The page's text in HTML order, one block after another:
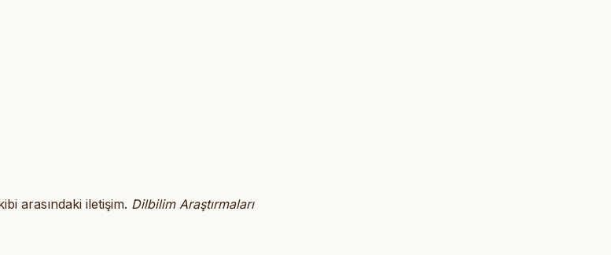
arasındaki iletişim. Dilbilim Araştırmaları